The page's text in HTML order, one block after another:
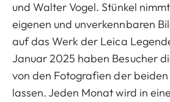
und Walter Vogel. Stünkel
eigenen und unverkennbaren
auf das Werk der Leica
Januar 2025 haben Besucher
von den Fotografien der beiden
lassen. Jeden Monat wird in